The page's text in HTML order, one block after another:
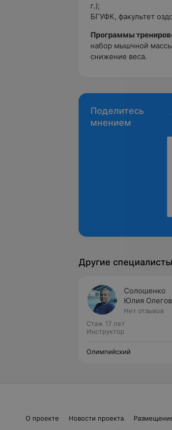
г.);
БГУФК, факультет
Программы
набор мышчной
снижение веса.
Поделитесь
мнением
Другие специалисты
Солошенко
Юлия
Нет отзывов
Стаж 17 лет
Инструктор
Олимпийский
О проекте Новости проекта